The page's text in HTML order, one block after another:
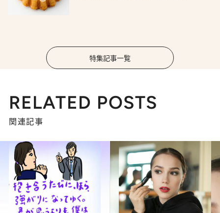
特集記事一覧
RELATED POSTS
関連記事